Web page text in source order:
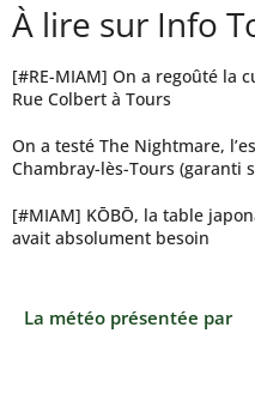
À lire sur Info
[#RE-MIAM] On a regoûté la
Rue Colbert à Tours
On a testé The Nightmare,
Chambray-lès-Tours (garanti
[#MIAM] KŌBŌ, la table
avait absolument besoin
La météo présentée par